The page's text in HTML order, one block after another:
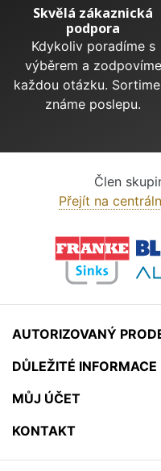
Skvělá zákaznická
podpora
Kdykoliv poradíme s
výběrem a zodpovíme
každou otázku.
známe poslepu.
Člen
Přejít na
AUTORIZOVANÝ
DŮLEŽITÉ INFORMACE
MŮJ ÚČET
KONTAKT